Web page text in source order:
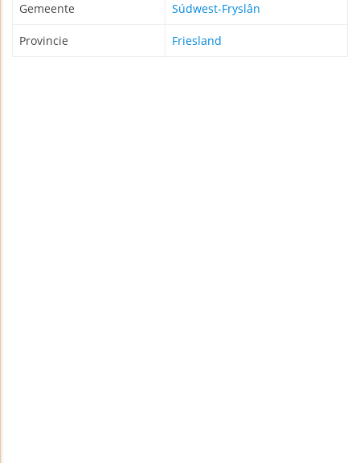
Gemeente Súdwest-Fryslân
Provincie Friesland